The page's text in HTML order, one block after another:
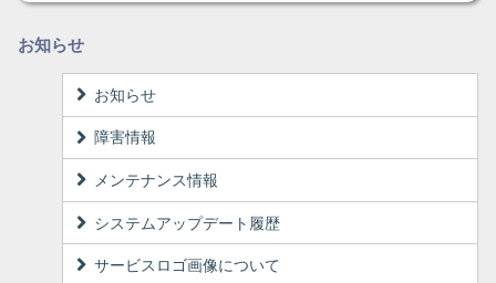
お知らせ
お知らせ
障害情報
メンテナンス情報
システムアップデート履歴
サービスロゴ画像について